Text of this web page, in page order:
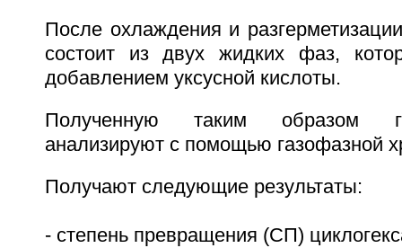
После охлаждения и
состоит из двух жидких фаз,
добавлением уксусной кислоты.
Полученную таким образом
анализируют с помощью газофазной
Получают следующие результаты:
- степень превращения (СП)